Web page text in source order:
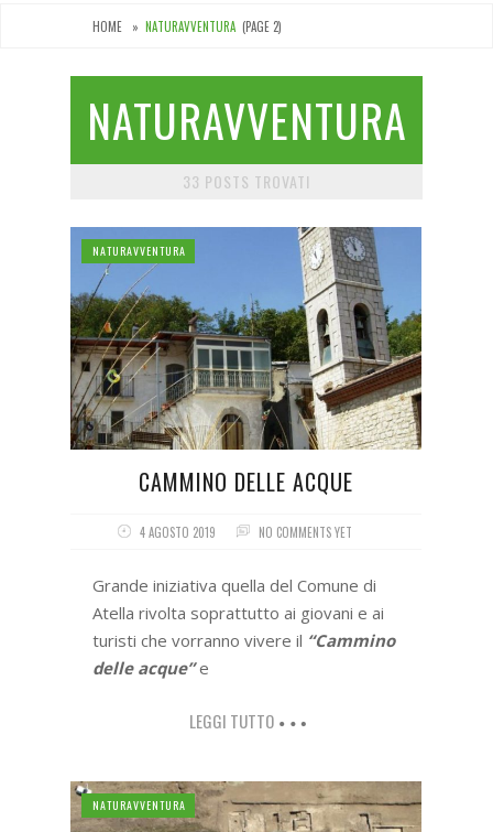
HOME » NATURAVVENTURA (PAGE 2)
NATURAVVENTURA
33 POSTS TROVATI
NATURAVVENTURA
CAMMINO DELLE ACQUE
4 AGOSTO 2019 NO COMMENTS YET
Grande iniziativa quella del Comune di
Atella rivolta soprattutto ai giovani e ai
turisti che vorranno vivere il “Cammino
delle acque” e
LEGGI TUTTO
NATURAVVENTURA